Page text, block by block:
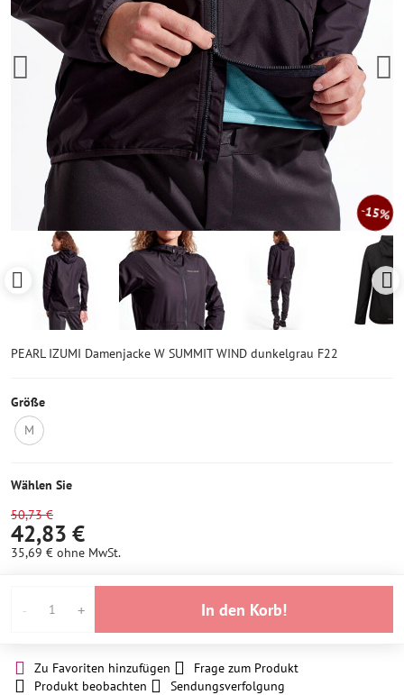
15%
PEARL IZUMI Damenjacke W SUMMIT WIND dunkelgrau F22
Größe
M
Lager
Wählen Sie
50,73 €
42,83 €
35,69 € ohne MwSt.
In den Korb!
Zu Favoriten hinzufügen
Frage zum Produkt
Produkt beobachten
Sendungsverfolgung